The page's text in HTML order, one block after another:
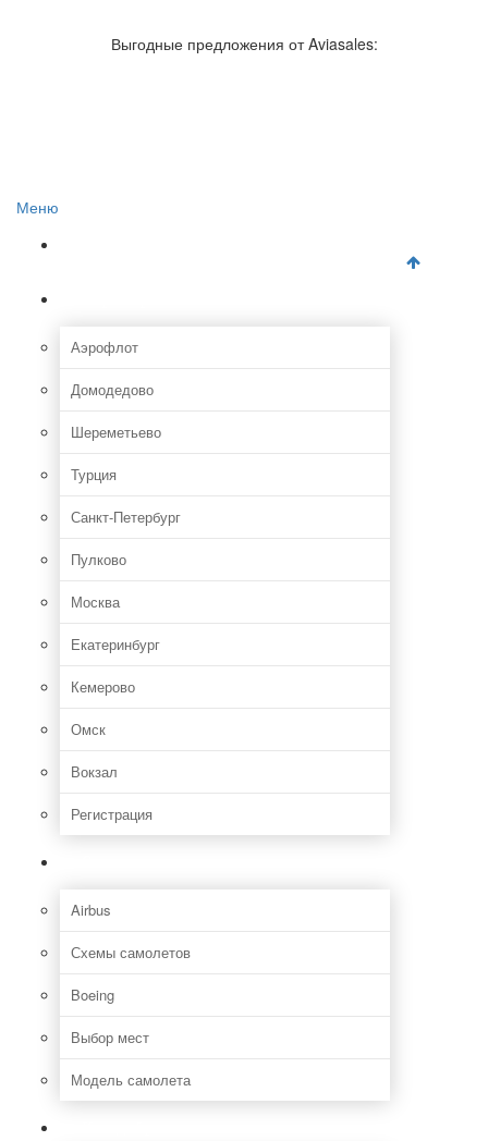
Отзывы об авиакомпаниях
Отзывы об аэропортах
Выгодные предложения от Aviasales:
Меню
Аэрофлот
Домодедово
Шереметьево
Турция
Санкт-Петербург
Пулково
Москва
Екатеринбург
Кемерово
Омск
Вокзал
Регистрация
Airbus
Схемы самолетов
Boeing
Выбор мест
Модель самолета